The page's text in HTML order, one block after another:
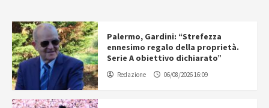
Palermo, Gardini: “Strefezza
ennesimo regalo della proprietà.
Serie A obiettivo dichiarato”
Redazione 06/08/2026 16:09